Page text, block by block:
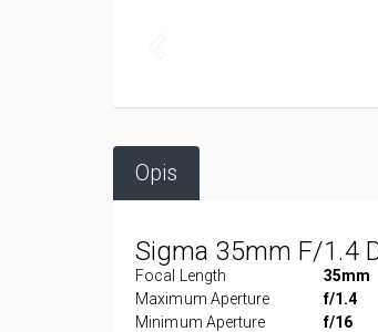
Opis
Sigma 35mm F/1.4
Focal Length
35mm
Maximum Aperture
f/1.4
Minimum Aperture
f/16